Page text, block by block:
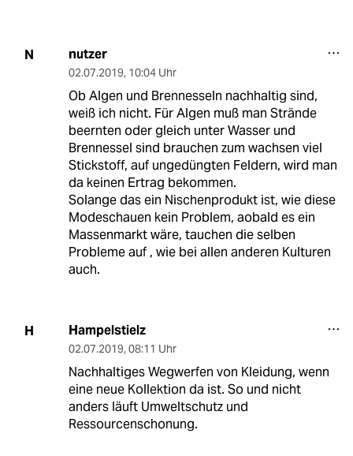
N nutzer
02.07.2019, 10:04 Uhr
Ob Algen und Brennesseln nachhaltig sind,
weiß ich nicht. Für Algen muß man Strände
beernten oder gleich unter Wasser und
Brennessel sind brauchen zum wachsen viel
Stickstoff, auf ungedüngten Feldern, wird man
da keinen Ertrag bekommen.
Solange das ein Nischenprodukt ist, wie diese
Modeschauen kein Problem, aobald es ein
Massenmarkt wäre, tauchen die selben
Probleme auf , wie bei allen anderen Kulturen
auch.
H Hampelstielz
02.07.2019, 08:11 Uhr
Nachhaltiges Wegwerfen von Kleidung, wenn
eine neue Kollektion da ist. So und nicht
anders läuft Umweltschutz und
Ressourcenschonung.